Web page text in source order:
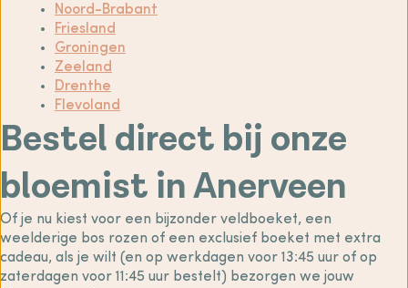
Noord-Brabant
Friesland
Groningen
Zeeland
Drenthe
Flevoland
Bestel direct bij onze
bloemist in Anerveen
Of je nu kiest voor een bijzonder veldboeket, een
weelderige bos rozen of een exclusief boeket met extra
cadeau, als je wilt (en op werkdagen voor 13:45 uur of op
zaterdagen voor 11:45 uur bestelt) bezorgen we jouw